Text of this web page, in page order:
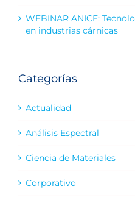
WEBINAR ANICE:
en industrias cárnicas
Categorías
Actualidad
Análisis Espectral
Ciencia de Materiales
Corporativo